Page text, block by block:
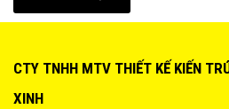
CTY TNHH MTV THIẾT KẾ KIẾN
XINH